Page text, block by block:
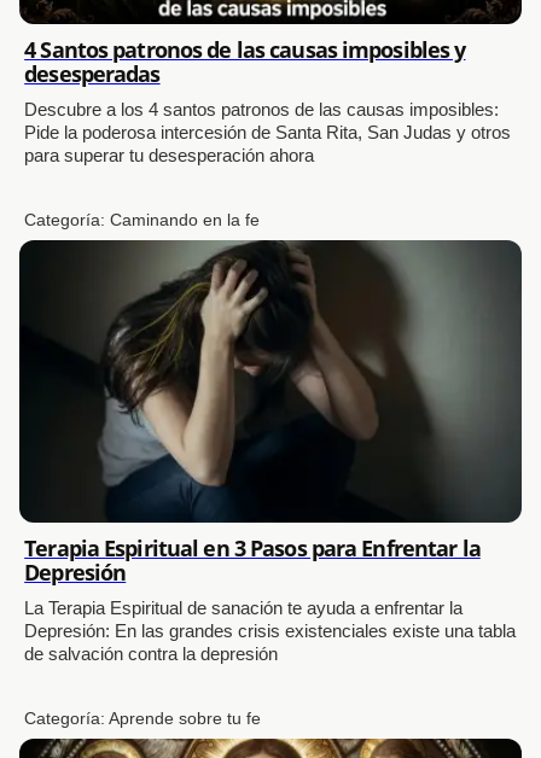
4 Santos patronos de las causas imposibles y
desesperadas
Descubre a los 4 santos patronos de las causas imposibles:
Pide la poderosa intercesión de Santa Rita, San Judas y otros
para superar tu desesperación ahora
Categoría:Caminando en la fe
Terapia Espiritual en 3 Pasos para Enfrentar la
Depresión
La Terapia Espiritual de sanación te ayuda a enfrentar la
Depresión: En las grandes crisis existenciales existe una tabla
de salvación contra la depresión
Categoría:Aprende sobre tu fe